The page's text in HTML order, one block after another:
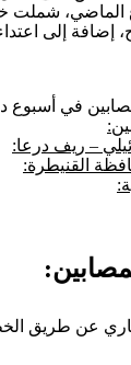
الماضي، شملت
إضافة إلى
– ريف درعا:
القنيطرة: